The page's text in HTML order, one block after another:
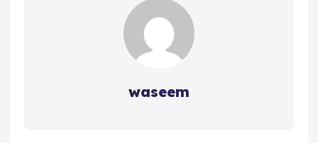
waseem